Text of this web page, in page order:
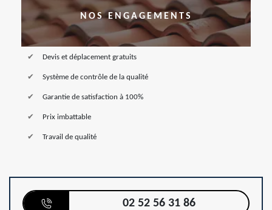
NOS ENGAGEMENTS
Devis et déplacement gratuits
Système de contrôle de la qualité
Garantie de satisfaction à 100%
Prix imbattable
Travail de qualité
02 52 56 31 86